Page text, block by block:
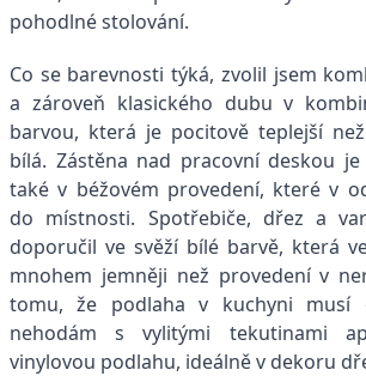
pohodlné stolování.
Co se barevnosti týká, zvolil jsem
a zároveň klasického dubu v
barvou, která je pocitově teplejší
bílá. Zástěna nad pracovní deskou
také v béžovém provedení, které v
do místnosti. Spotřebiče, dřez a
doporučil ve svěží bílé barvě, která
mnohem jemněji než provedení v
tomu, že podlaha v kuchyni musí
nehodám s vylitými tekutinami
vinylovou podlahu, ideálně v dekoru